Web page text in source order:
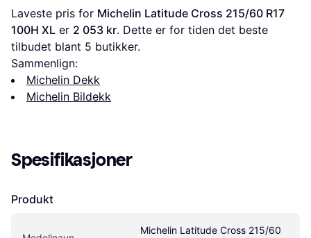
Laveste pris for Michelin Latitude Cross 215/60 R17
100H XL er 2 053 kr. Dette er for tiden det beste
tilbudet blant 5 butikker.
Sammenlign:
Michelin Dekk
Michelin Bildekk
Spesifikasjoner
Produkt
Michelin Latitude Cross 215/60